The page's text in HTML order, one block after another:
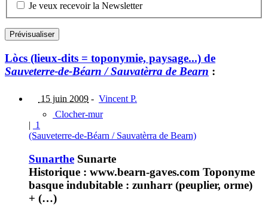
Je veux recevoir la Newsletter
Lòcs (lieux-dits = toponymie, paysage...) de
Sauveterre-de-Béarn / Sauvatèrra de Bearn :
15 juin 2009 - Vincent P.
Clocher-mur
| 1
(Sauveterre-de-Béarn / Sauvatèrra de Bearn)
Sunarthe Sunarte
Historique : www.bearn-gaves.com Toponyme
basque indubitable : zunharr (peuplier, orme)
+ (…)